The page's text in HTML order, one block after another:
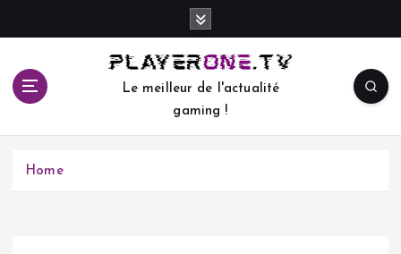
c
Le meilleur de l'actualité
gaming !
Home